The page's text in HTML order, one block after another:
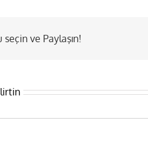
ve Paylaşın!